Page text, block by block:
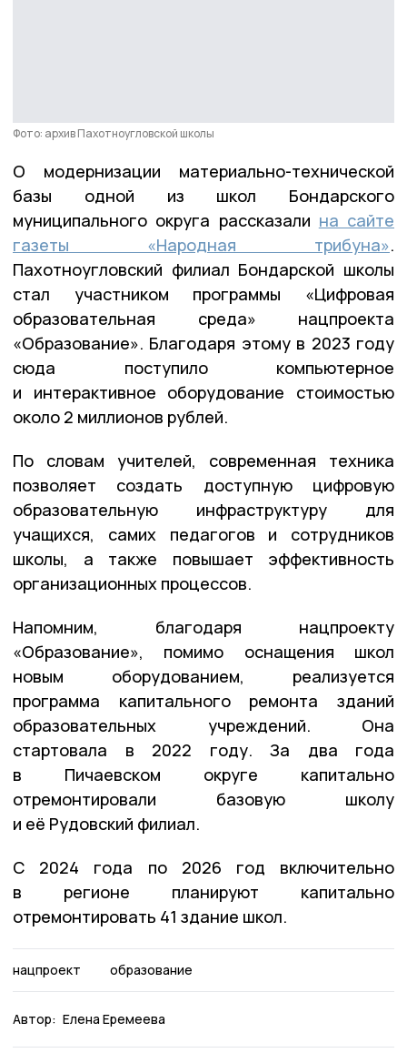
Фото: архив Пахотноугловской школы
О модернизации материально-технической
базы одной из школ Бондарского
муниципального округа рассказали на сайте
газеты «Народная трибуна».
Пахотноугловский филиал Бондарской школы
стал участником программы «Цифровая
образовательная среда» нацпроекта
«Образование». Благодаря этому в 2023 году
сюда поступило компьютерное
и интерактивное оборудование стоимостью
около 2 миллионов рублей.
По словам учителей, современная техника
позволяет создать доступную цифровую
образовательную инфраструктуру для
учащихся, самих педагогов и сотрудников
школы, а также повышает эффективность
организационных процессов.
Напомним, благодаря нацпроекту
«Образование», помимо оснащения школ
новым оборудованием, реализуется
программа капитального ремонта зданий
образовательных учреждений. Она
стартовала в 2022 году. За два года
в Пичаевском округе капитально
отремонтировали базовую школу
и её Рудовский филиал.
С 2024 года по 2026 год включительно
в регионе планируют капитально
отремонтировать 41 здание школ.
нацпроект образование
Автор: Елена Еремеева